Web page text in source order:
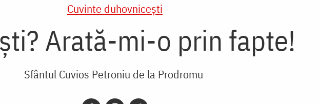
Cuvinte duhovnicești
Arată-mi-o prin fapte!
Sfântul Cuvios Petroniu de la Prodromu